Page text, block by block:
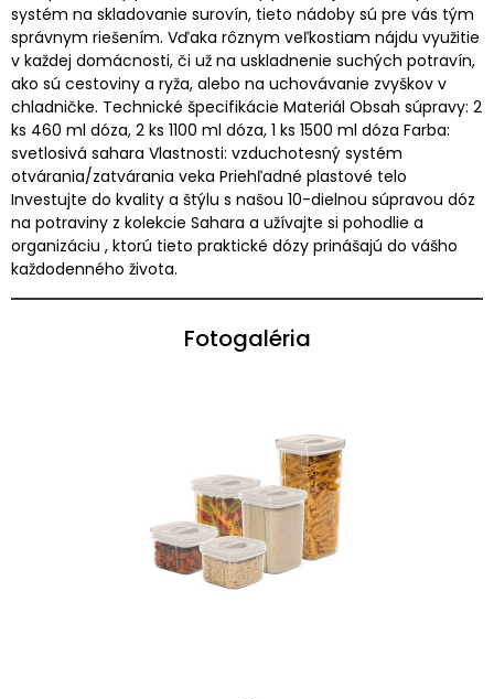
systém na skladovanie surovín, tieto nádoby sú pre vás tým
správnym riešením. Vďaka rôznym veľkostiam nájdu využitie
v každej domácnosti, či už na uskladnenie suchých potravín,
ako sú cestoviny a ryža, alebo na uchovávanie zvyškov v
chladničke. Technické špecifikácie Materiál Obsah súpravy: 2
ks 460 ml dóza, 2 ks 1100 ml dóza, 1 ks 1500 ml dóza Farba:
svetlosivá sahara Vlastnosti: vzduchotesný systém
otvárania/zatvárania veka Priehľadné plastové telo
Investujte do kvality a štýlu s našou 10-dielnou súpravou dóz
na potraviny z kolekcie Sahara a užívajte si pohodlie a
organizáciu , ktorú tieto praktické dózy prinášajú do vášho
každodenného života.
Fotogaléria